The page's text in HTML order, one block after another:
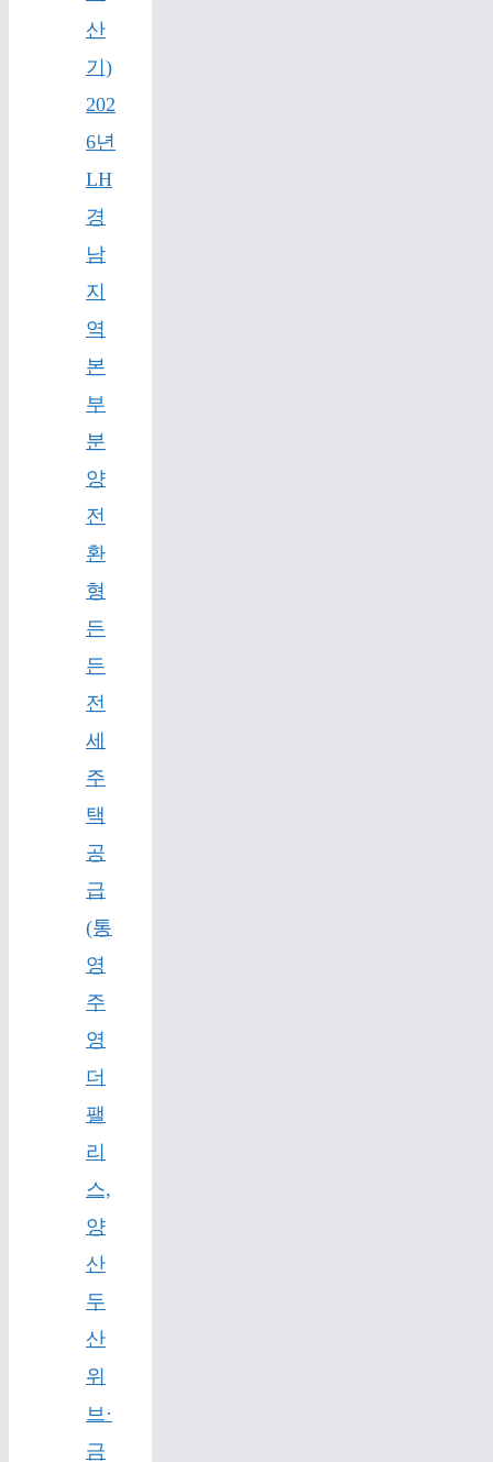
산
기)
202
6년
LH
경
남
지
역
본
부
분
양
전
환
형
든
든
전
세
주
택
공
급
(통
영
주
영
더
팰
리
스,
양
산
두
산
위
브·
금